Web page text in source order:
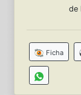
de
Ficha